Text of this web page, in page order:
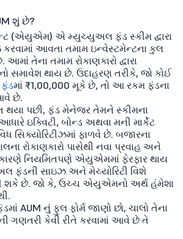
શું છે?
(એયુએમ) એ મ્યુચ્યુઅલ ફંડ સ્કીમ દ્વારા
કરવામાં આવતા તમામ ઇન્વેસ્ટમેન્ટના કુલ
આમાં તેના તમામ રોકાણકારો દ્વારા
સમાવેશ થાય છે. ઉદાહરણ તરીકે, જો કોઈ
માં ₹1,00,000 મૂકે છે, તો આ રકમ ફંડના
છે.
થયા પછી, ફંડ મેનેજર તેમને સ્કીમના
ઇક્વિટી, બોન્ડ અથવા મની માર્કેટ
સિક્યોરિટીઝમાં ફાળવે છે. બજારના
રોકાણકારો પાસેથી નવા પ્રવાહ અને
કારણે નિયમિતપણે એયુએમમાં ફેરફાર થાય
સાઇઝ અને મેચ્યોરિટી વિશે
શકે છે. જો કે, ઉચ્ચ એયુએમનો અર્થ હંમેશા
AUM નું ફુલ ફોર્મ જાણો છો, ચાલો તેના
ગણતરી કેવી રીતે કરવામાં આવે છે તે